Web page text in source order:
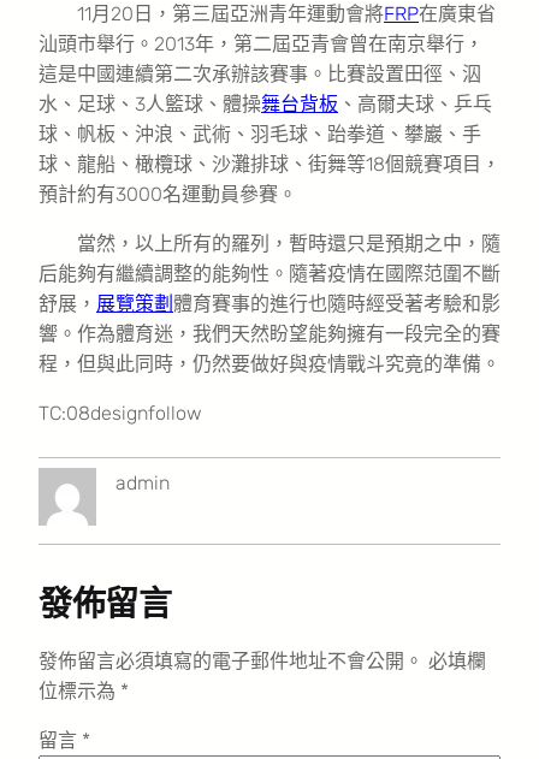
11月20日，第三屆亞洲青年運動會將FRP在廣東省
汕頭市舉行。2013年，第二屆亞青會曾在南京舉行，
這是中國連續第二次承辦該賽事。比賽設置田徑、泅
水、足球、3人籃球、體操舞台背板 、高爾夫球、乒乓
球、帆板、沖浪、武術、羽毛球、跆拳道、攀巖、手
球、龍船、橄欖球、沙灘排球、街舞等18個競賽項目，
預計約有3000名運動員參賽。
當然，以上所有的羅列，暫時還只是預期之中，隨
后能夠有繼續調整的能夠性。隨著疫情在國際范圍不斷
舒展， 展覽策劃 體育賽事的進行也隨時經受著考驗和影
響。作為體育迷，我們天然盼望能夠擁有一段完全的賽
程，但與此同時，仍然要做好與疫情戰斗究竟的準備。
TC:08designfollow
admin
發佈留言
發佈留言必須填寫的電子郵件地址不會公開。 必填欄
位標示為 *
留言 *